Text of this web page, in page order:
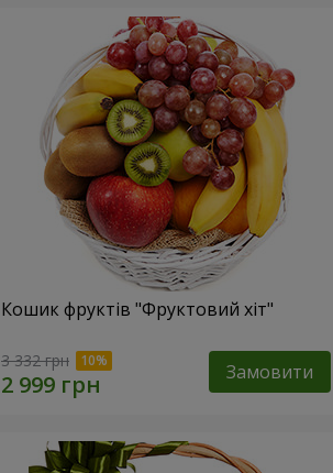
Кошик фруктів "Фруктовий хiт"
3 332 грн Замовити